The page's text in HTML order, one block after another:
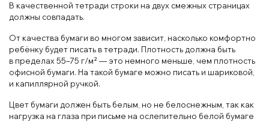
В качественной тетради строки на двух смежных страницах
должны совпадать.
От качества бумаги во многом зависит, насколько комфортно
ребёнку будет писать в тетради. Плотность должна быть
в пределах 55–75 г/м² — это немного меньше, чем плотность
офисной бумаги. На такой бумаге можно писать и шариковой,
и капиллярной ручкой.
Цвет бумаги должен быть белым, но не белоснежным, так как
нагрузка на глаза при письме на ослепительно белой бумаге